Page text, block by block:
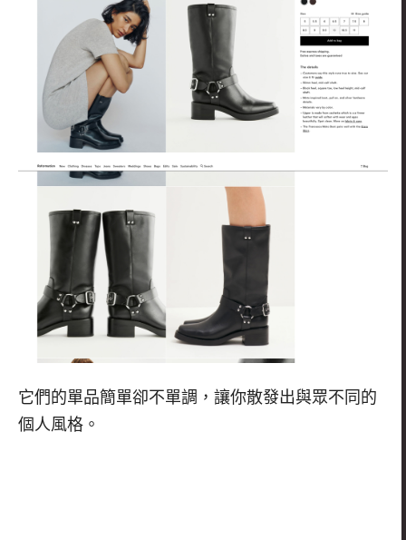
它們的單品簡單卻不單調，讓你散發出與眾不同的
個人風格。